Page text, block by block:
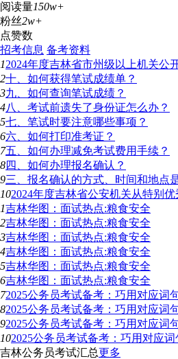
阅读量150w+
粉丝2w+
点赞数
招考信息 备考资料
12024年度吉林省市州级以上机关公
2十、如何获得笔试成绩单？
3九、如何查询笔试成绩？
4八、考试前遗失了身份证怎么办？
5七、笔试时要注意哪些事项？
6六、如何打印准考证？
7五、如何办理减免考试费用手续？
8四、如何办理报名确认？
9三、报名确认的方式、时间和地点
102024年度吉林省公安机关从特别
1吉林华图：面试热点:粮食安全
2吉林华图：面试热点:粮食安全
3吉林华图：面试热点:粮食安全
4吉林华图：面试热点:粮食安全
5吉林华图：面试热点:粮食安全
6吉林华图：面试热点:粮食安全
72025公务员考试备考：巧用对应词
82025公务员考试备考：巧用对应词
92025公务员考试备考：巧用对应词
102025公务员考试备考：巧用对应
吉林公务员考试汇总更多